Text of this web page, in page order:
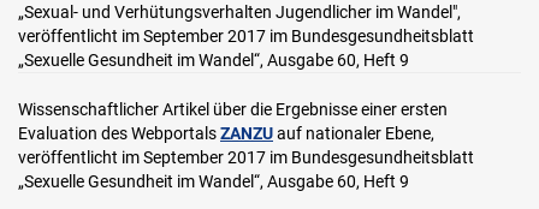
„Sexual- und Verhütungsverhalten Jugendlicher im Wandel",
veröffentlicht im September 2017 im Bundesgesundheitsblatt
„Sexuelle Gesundheit im Wandel“, Ausgabe 60, Heft 9
Wissenschaftlicher Artikel über die Ergebnisse einer ersten
Evaluation des WebportalsZANZUauf nationaler Ebene,
veröffentlicht im September 2017 im Bundesgesundheitsblatt
„Sexuelle Gesundheit im Wandel“, Ausgabe 60, Heft 9